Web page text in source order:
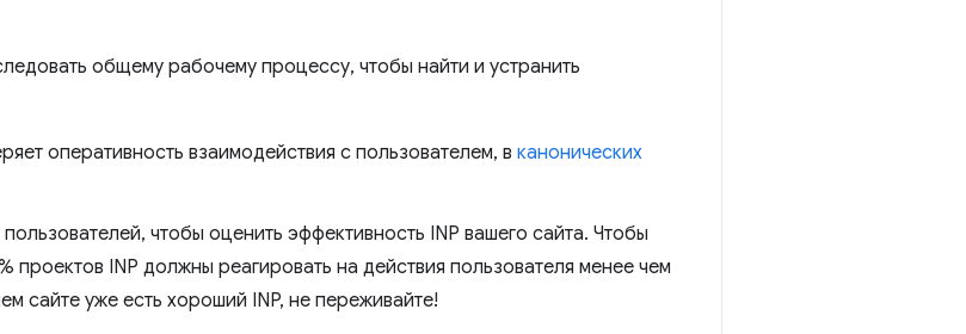
общему рабочему процессу, чтобы найти и устранить
оперативность взаимодействия с пользователем, в канонических
чтобы оценить эффективность INP вашего сайта. Чтобы
проектов INP должны реагировать на действия пользователя менее чем
сайте уже есть хороший INP, не переживайте!